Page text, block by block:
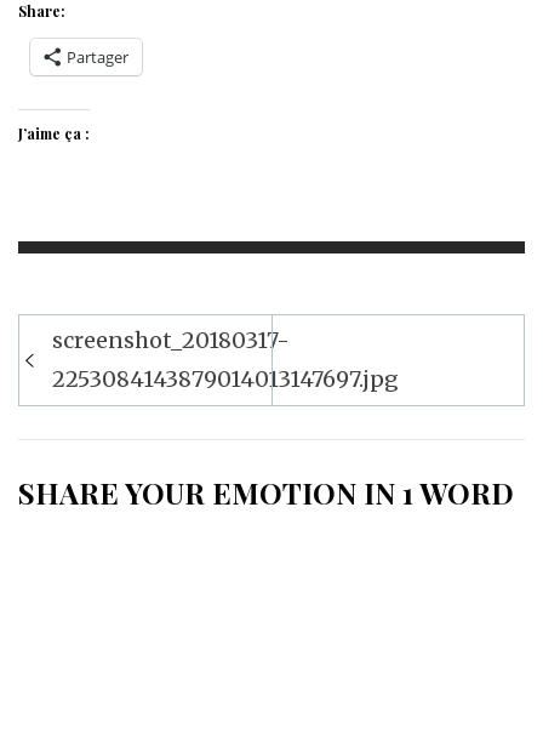
Share:
Partager
J’aime ça :
Navigation
de
l’article
screenshot_20180317-
2253084143879014013147697.jpg
SHARE YOUR EMOTION IN 1 WORD